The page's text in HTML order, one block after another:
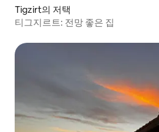
Tigzirt의 저택
티그지르트: 전망 좋은 집